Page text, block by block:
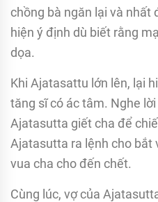
chồng bà ngăn lại và nhất
hiện ý định dù biết rằng
dọa.
Khi Ajatasattu lớn lên, lại
tăng sĩ có ác tâm. Nghe
Ajatasutta giết cha để
Ajatasutta ra lệnh cho bắt
vua cha cho đến chết.
Cùng lúc, vợ của